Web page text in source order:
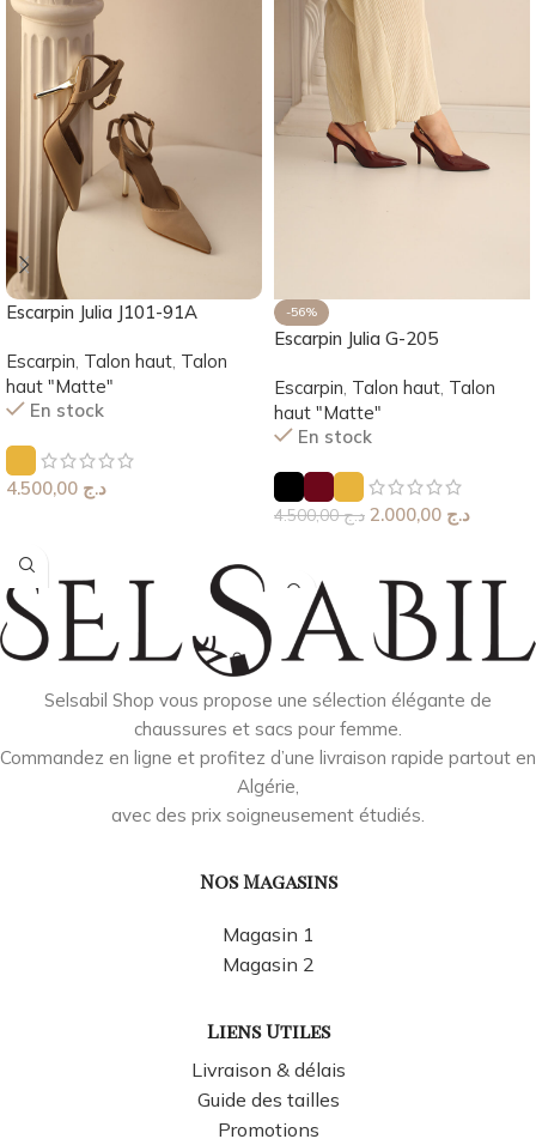
Escarpin Julia J101-91A
Escarpin, Talon haut, Talon
haut "Matte"
En stock
د.ج
-56%
Escarpin Julia G-205
Escarpin, Talon haut, Talon
haut "Matte"
En stock
د.ج4.500,00 د.ج
Selsabil Shop vous propose une sélection élégante de
chaussures et sacs pour femme.
Commandez en ligne et profitez d’une livraison rapide partout en
Algérie,
avec des prix soigneusement étudiés.
Nos Magasins
Magasin 1
Magasin 2
Liens Utiles
Livraison & délais
Guide des tailles
Promotions